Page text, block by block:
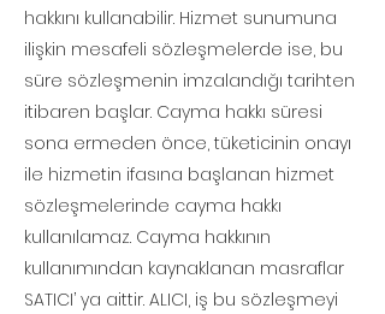
hakkını kullanabilir. Hizmet sunumuna
ilişkin mesafeli sözleşmelerde ise, bu
süre sözleşmenin imzalandığı tarihten
itibaren başlar. Cayma hakkı süresi
sona ermeden önce, tüketicinin onayı
ile hizmetin ifasına başlanan hizmet
sözleşmelerinde cayma hakkı
kullanılamaz. Cayma hakkının
kullanımından kaynaklanan masraflar
SATICI’ ya aittir. ALICI, iş bu sözleşmeyi